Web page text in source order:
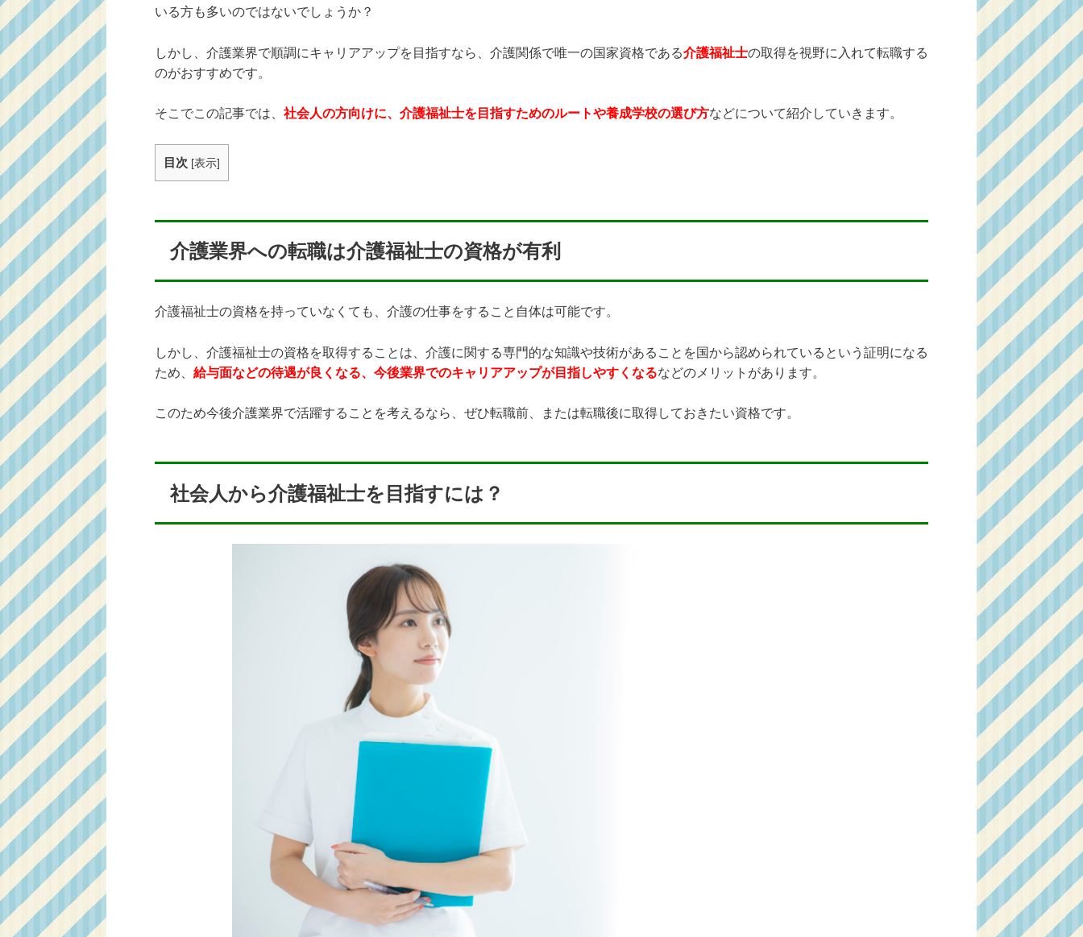
いる方も多いのではないでしょうか？
しかし、介護業界で順調にキャリアアップを目指すなら、介護関係で唯一の国家資格である介護福祉士の取得を視野に入れて転職する
のがおすすめです。
そこでこの記事では、 社会人の方向けに、介護福祉士を目指すためのルートや養成学校の選び方などについて紹介していきます。
目次 [表示]
介護業界への転職は介護福祉士の資格が有利
介護福祉士の資格を持っていなくても、介護の仕事をすること自体は可能です。
しかし、介護福祉士の資格を取得することは、介護に関する専門的な知識や技術があることを国から認められているという証明になる
ため、 給与面などの待遇が良くなる、今後業界でのキャリアアップが目指しやすくなるなどのメリットがあります。
このため今後介護業界で活躍することを考えるなら、ぜひ転職前、または転職後に取得しておきたい資格です。
社会人から介護福祉士を目指すには？